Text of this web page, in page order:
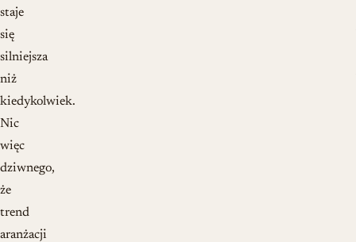
staje
się
silniejsza
niż
kiedykolwiek.
Nic
więc
dziwnego,
że
trend
aranżacji